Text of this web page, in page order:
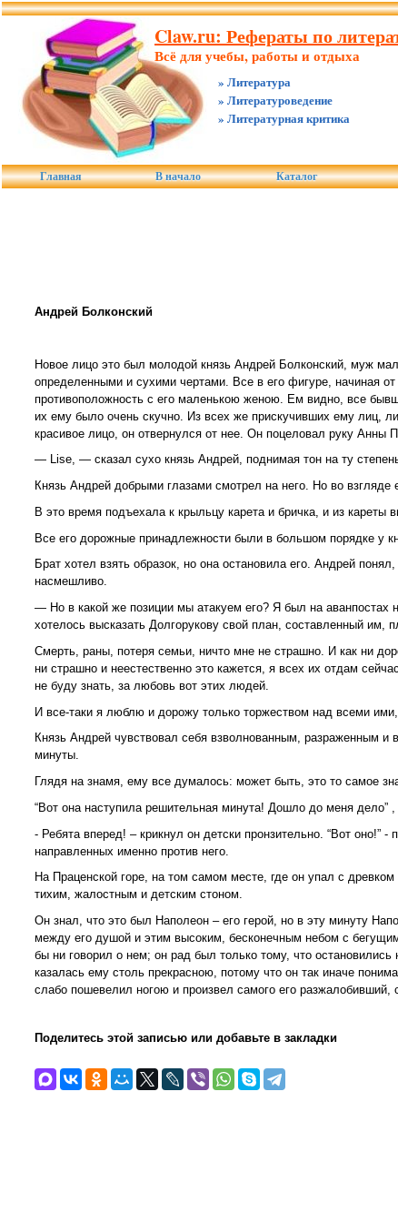
Claw.ru: Рефераты по
Всё для учебы, работы и отдыха
» Литература
» Литературоведение
» Литературная критика
Главная В начало Каталог
Андрей Болконский
Новое лицо это был молодой князь Андрей Болконский, муж
определенными и сухими чертами. Все в его фигуре, начиная
противоположность с его маленькою женою. Ем видно, все
их ему было очень скучно. Из всех же прискучивших ему лиц,
красивое лицо, он отвернулся от нее. Он поцеловал руку Анны
— Lise, — сказал сухо князь Андрей, поднимая тон на ту
Князь Андрей добрыми глазами смотрел на него. Но во
В это время подъехала к крыльцу карета и бричка, и из
Все его дорожные принадлежности были в большом порядке у
Брат хотел взять образок, но она остановила его. Андрей
насмешливо.
— Но в какой же позиции мы атакуем его? Я был на аванпостах
хотелось высказать Долгорукову свой план, составленный им,
Смерть, раны, потеря семьи, ничто мне не страшно. И как ни
ни страшно и неестественно это кажется, я всех их отдам
не буду знать, за любовь вот этих людей.
И все-таки я люблю и дорожу только торжеством над всеми
Князь Андрей чувствовал себя взволнованным, разраженным
минуты.
Глядя на знамя, ему все думалось: может быть, это то самое
“Вот она наступила решительная минута! Дошло до меня
- Ребята вперед! – крикнул он детски пронзительно. “Вот
направленных именно против него.
На Праценской горе, на том самом месте, где он упал с
тихим, жалостным и детским стоном.
Он знал, что это был Наполеон – его герой, но в эту минуту
между его душой и этим высоким, бесконечным небом с
бы ни говорил о нем; он рад был только тому, что
казалась ему столь прекрасною, потому что он так иначе
слабо пошевелил ногою и произвел самого его разжалобивший,
Поделитесь этой записью или добавьте в закладки